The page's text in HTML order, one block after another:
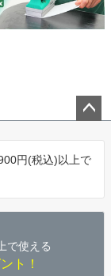
ップ
円(税込)以上で
で使える
ト！